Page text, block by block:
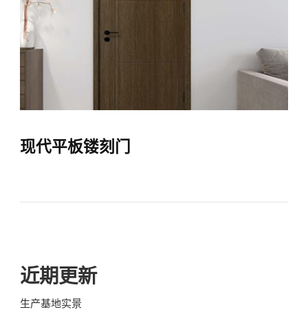
现代平板镂刻门
近期更新
生产基地实景